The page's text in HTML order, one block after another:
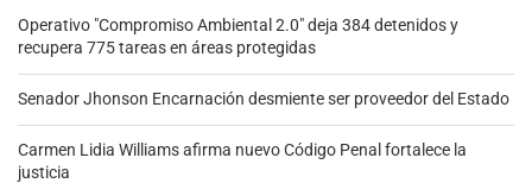
Operativo "Compromiso Ambiental 2.0″ deja 384 detenidos y
recupera 775 tareas en áreas protegidas
Senador Jhonson Encarnación desmiente ser proveedor del Estado
Carmen Lidia Williams afirma nuevo Código Penal fortalece la
justicia